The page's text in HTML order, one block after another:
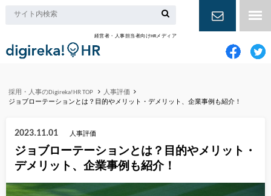
経営者・人事担当者向けHRメディア
お問い合
採用・人事のDigireka!HR TOP
人事評価
ジョブローテーションとは？目的やメリット・デメリット、企業事例も紹介！
2023.11.01 人事評価
ジョブローテーションとは？目的やメリット・
デメリット、企業事例も紹介！